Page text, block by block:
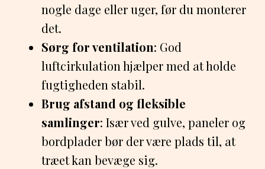
nogle dage eller uger, før du monterer
det.
Sørg for ventilation: God
luftcirkulation hjælper med at holde
fugtigheden stabil.
Brug afstand og fleksible
samlinger: Især ved gulve, paneler og
bordplader bør der være plads til, at
træet kan bevæge sig.